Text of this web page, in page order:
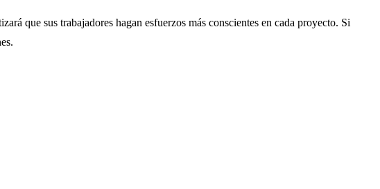
que sus trabajadores hagan esfuerzos más conscientes en cada proyecto. Si